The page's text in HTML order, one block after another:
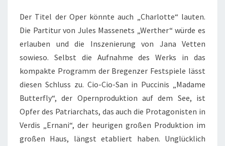
LÄSTIGEN
KONVENTIONEN
BEFREIT
Der Titel der Oper könnte auch „Charlotte“ lauten.
Die Partitur von Jules Massenets „Werther“ würde es
erlauben und die Inszenierung von Jana Vetten
sowieso. Selbst die Aufnahme des Werks in das
kompakte Programm der Bregenzer Festspiele lässt
diesen Schluss zu. Cio-Cio-San in Puccinis „Madame
Butterfly“, der Opernproduktion auf dem See, ist
Opfer des Patriarchats, das auch die Protagonisten in
Verdis „Ernani“, der heurigen großen Produktion im
großen Haus, längst etabliert haben. Unglücklich